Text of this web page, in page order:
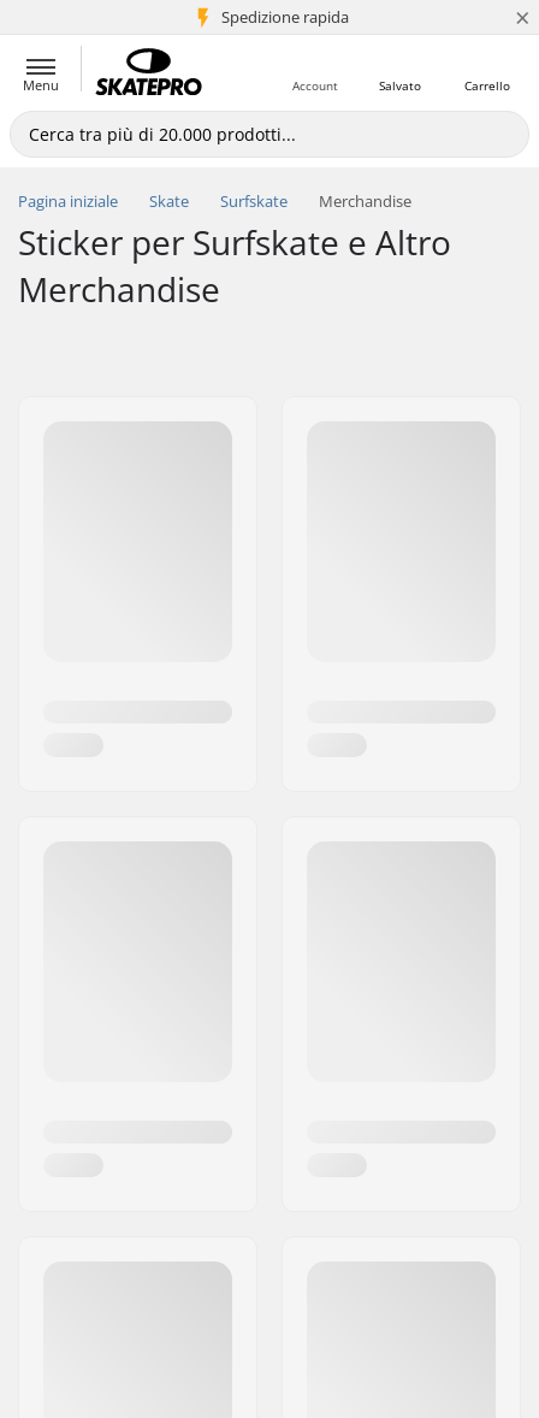
Spedizione rapida
+5 mln di clienti ×
Menu Carrello
Salvato
Account
Pagina iniziale Skate Surfskate Merchandise
Sticker per Surfskate e Altro
Merchandise